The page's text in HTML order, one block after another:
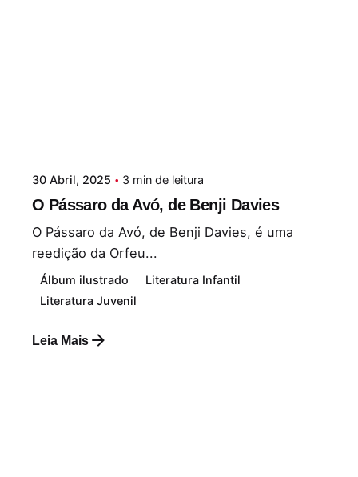
30 Abril, 2025 3 min de leitura
O Pássaro da Avó, de Benji Davies
O Pássaro da Avó, de Benji Davies, é uma
reedição da Orfeu...
Álbum ilustrado
Literatura Infantil
Literatura Juvenil
Leia Mais